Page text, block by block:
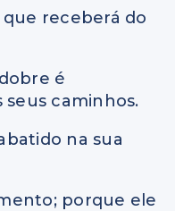
receberá do
é
caminhos.
na sua
porque ele